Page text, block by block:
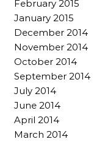
February 2015
January 2015
December 2014
November 2014
October 2014
September 2014
July 2014
June 2014
April 2014
March 2014